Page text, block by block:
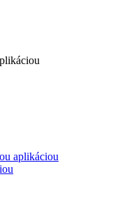
aplikáciou